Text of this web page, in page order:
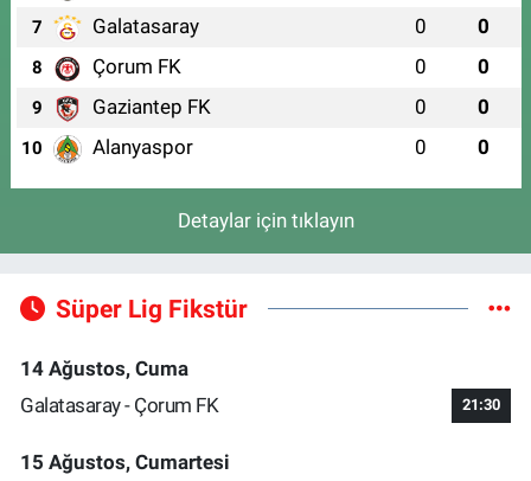
7 Galatasaray 0 0
8 Çorum FK 0 0
9 Gaziantep FK 0 0
10 Alanyaspor 0 0
Detaylar için tıklayın
Süper Lig Fikstür
14 Ağustos, Cuma
Galatasaray - Çorum FK
21:30
15 Ağustos, Cumartesi